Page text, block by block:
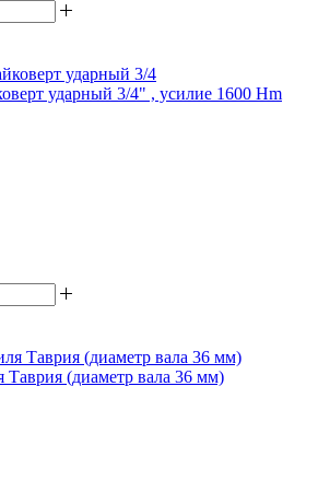
ударный 3/4" , усилие 1600 Hm
Таврия (диаметр вала 36 мм)